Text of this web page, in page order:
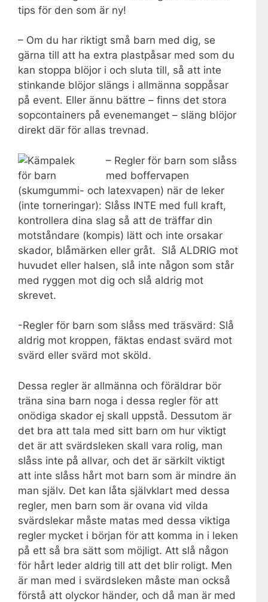
tips för den som är ny!
– Om du har riktigt små barn med dig, se
gärna till att ha extra plastpåsar med som du
kan stoppa blöjor i och sluta till, så att inte
stinkande blöjor slängs i allmänna soppåsar
på event. Eller ännu bättre – finns det stora
sopcontainers på evenemanget – släng blöjor
direkt där för allas trevnad.
– Regler för barn som slåss
med boffervapen
(skumgummi- och latexvapen) när de leker
(inte torneringar): Slåss INTE med full kraft,
kontrollera dina slag så att de träffar din
motståndare (kompis) lätt och inte orsakar
skador, blåmärken eller gråt. Slå ALDRIG mot
huvudet eller halsen, slå inte någon som står
med ryggen mot dig och slå aldrig mot
skrevet.
-Regler för barn som slåss med träsvärd: Slå
aldrig mot kroppen, fäktas endast svärd mot
svärd eller svärd mot sköld.
Dessa regler är allmänna och föräldrar bör
träna sina barn noga i dessa regler för att
onödiga skador ej skall uppstå. Dessutom är
det bra att tala med sitt barn om hur viktigt
det är att svärdsleken skall vara rolig, man
slåss inte på allvar, och det är särkilt viktigt
att inte slåss hårt mot barn som är mindre än
man själv. Det kan låta självklart med dessa
regler, men barn som är ovana vid vilda
svärdslekar måste matas med dessa viktiga
regler mycket i början för att komma in i leken
på ett så bra sätt som möjligt. Att slå någon
för hårt leder aldrig till att det blir roligt. Men
är man med i svärdsleken måste man också
förstå att olyckor händer, och då man är med